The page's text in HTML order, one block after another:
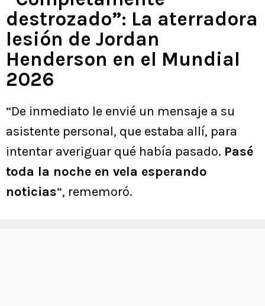
destrozado”: La aterradora
lesión de Jordan
Henderson en el Mundial
2026
“De inmediato le envié un mensaje a su
asistente personal, que estaba allí, para
intentar averiguar qué había pasado. Pasé
toda la noche en vela esperando
noticias“, rememoró.